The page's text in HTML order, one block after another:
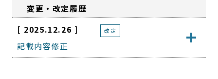
変更・改定履歴
[ 2025.12.26 ]
改定
記載内容修正